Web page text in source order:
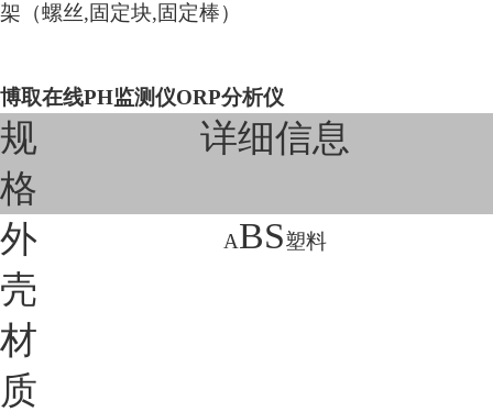
架（螺丝,固定块,固定棒）
博取在线PH监测仪ORP分析仪
规
格
详细信息
外
壳
材
质
ABS塑料